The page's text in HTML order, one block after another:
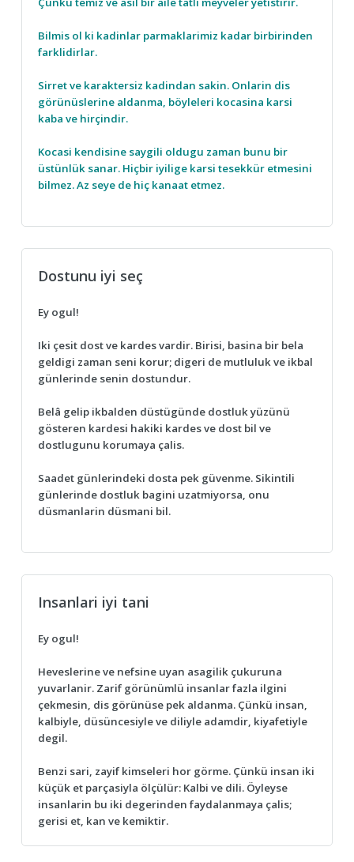
Bilmis ol ki kadinlar parmaklarimiz kadar birbirinden
farklidirlar.
Sirret ve karaktersiz kadindan sakin. Onlarin dis
görünüslerine aldanma, böyleleri kocasina karsi
kaba ve hirçindir.
Kocasi kendisine saygili oldugu zaman bunu bir
üstünlük sanar. Hiçbir iyilige karsi tesekkür etmesini
bilmez. Az seye de hiç kanaat etmez.
Dostunu iyi seç
Ey ogul!
Iki çesit dost ve kardes vardir. Birisi, basina bir bela
geldigi zaman seni korur; digeri de mutluluk ve ikbal
günlerinde senin dostundur.
Belâ gelip ikbalden düstügünde dostluk yüzünü
gösteren kardesi hakiki kardes ve dost bil ve
dostlugunu korumaya çalis.
Saadet günlerindeki dosta pek güvenme. Sikintili
günlerinde dostluk bagini uzatmiyorsa, onu
düsmanlarin düsmani bil.
Insanlari iyi tani
Ey ogul!
Heveslerine ve nefsine uyan asagilik çukuruna
yuvarlanir. Zarif görünümlü insanlar fazla ilgini
çekmesin, dis görünüse pek aldanma. Çünkü insan,
kalbiyle, düsüncesiyle ve diliyle adamdir, kiyafetiyle
degil.
Benzi sari, zayif kimseleri hor görme. Çünkü insan iki
küçük et parçasiyla ölçülür: Kalbi ve dili. Öyleyse
insanlarin bu iki degerinden faydalanmaya çalis;
gerisi et, kan ve kemiktir.